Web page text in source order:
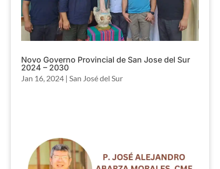
Novo Governo Provincial de San Jose del Sur
2024 – 2030
Jan 16, 2024| San José del Sur